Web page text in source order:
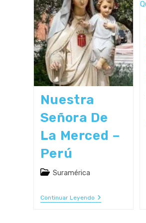
Nuestra
Señora De
La Merced –
Perú
Categoría
entrada:
Suramérica
Continuar LeyendoNuestra
Señora